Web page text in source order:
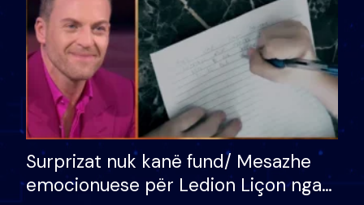
Surprizat nuk kanë fund/ Mesazhe
emocionuese për Ledion Liçon nga